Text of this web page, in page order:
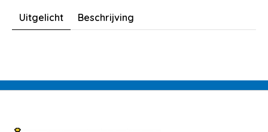
Uitgelicht Beschrijving